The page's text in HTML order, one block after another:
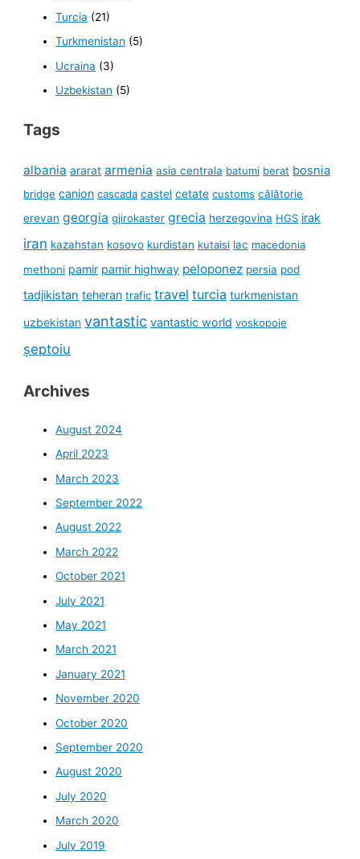
Turcia (21)
Turkmenistan (5)
Ucraina (3)
Uzbekistan (5)
Tags
albania ararat armenia asia centrala batumi berat bosnia
bridge canion cascada castel cetate customs călătorie
erevan georgia gjirokaster grecia herzegovina HGS irak
iran kazahstan kosovo kurdistan kutaisi lac macedonia
methoni pamir pamir highway peloponez persia pod
tadjikistan teheran trafic travel turcia turkmenistan
uzbekistan vantastic vantastic world voskopoje
șeptoiu
Archives
August 2024
April 2023
March 2023
September 2022
August 2022
March 2022
October 2021
July 2021
May 2021
March 2021
January 2021
November 2020
October 2020
September 2020
August 2020
July 2020
March 2020
July 2019